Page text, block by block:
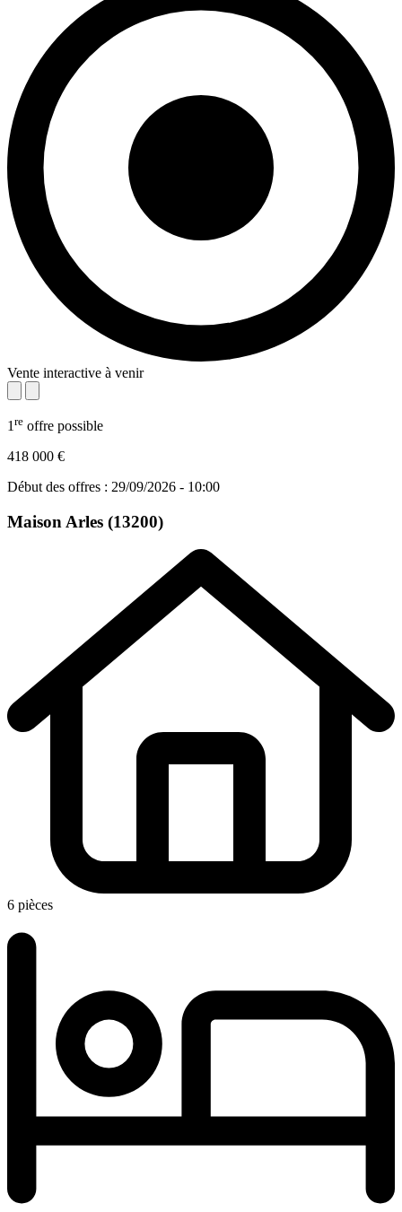
Vente interactive à venir
1 re offre possible
418 000 €
Début des offres : 29/09/2026 - 10:00
Maison Arles (13200)
6 pièces